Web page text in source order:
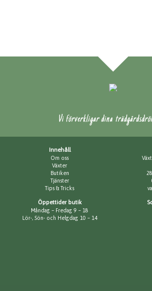
Vi förverkligar dina
Innehåll
Om oss
Växter
Butiken
Tjänster
Tips & Tricks
Öppettider butik
Måndag – Fredag 9 – 18
Lör-, Sön- och Helgdag 10 – 14